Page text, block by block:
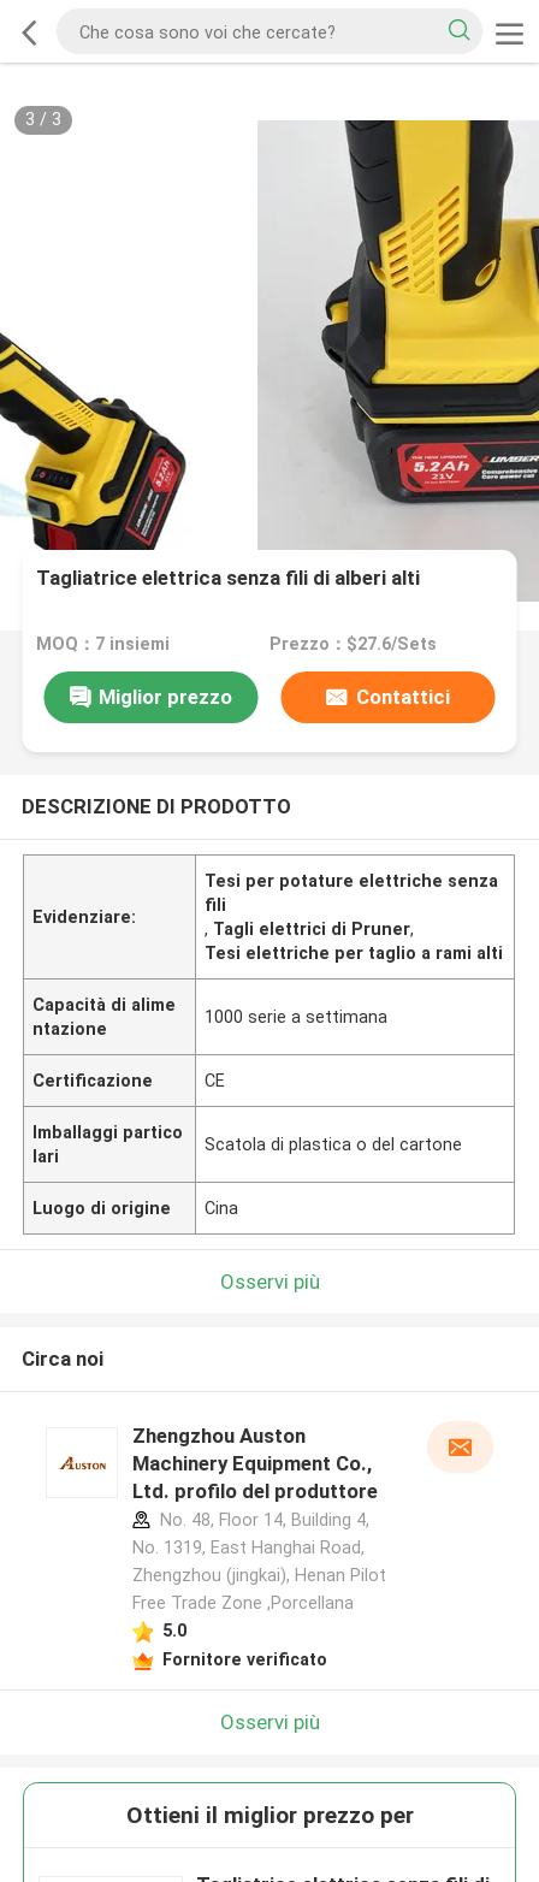
3 / 3
Tagliatrice elettrica senza fili di alberi alti
MOQ：7 insiemi Prezzo：$27.6/Sets
Miglior prezzo Contattici
DESCRIZIONE DI PRODOTTO
Evidenziare:
Tesi per potature elettriche senza
fili
, Tagli elettrici di Pruner,
Tesi elettriche per taglio a rami alti
Capacità di alime
ntazione
1000 serie a settimana
Certificazione CE
Imballaggi partico
lari
Scatola di plastica o del cartone
Luogo di origine Cina
Osservi più
Circa noi
Zhengzhou Auston
Machinery Equipment Co.,
Ltd. profilo del produttore
No. 48, Floor 14, Building 4,
No. 1319, East Hanghai Road,
Zhengzhou (jingkai), Henan Pilot
Free Trade Zone ,Porcellana
5.0
Fornitore verificato
Osservi più
Ottieni il miglior prezzo per